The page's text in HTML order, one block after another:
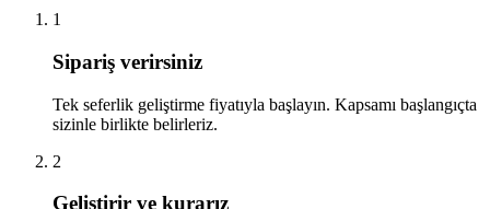
1
Sipariş verirsiniz
Tek seferlik geliştirme fiyatıyla başlayın. Kapsamı başlangıçta
sizinle birlikte belirleriz.
2
Geliştirir ve kurarız